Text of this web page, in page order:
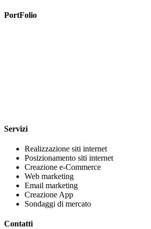
PortFolio
Servizi
Realizzazione siti internet
Posizionamento siti internet
Creazione e-Commerce
Web marketing
Email marketing
Creazione App
Sondaggi di mercato
Contatti